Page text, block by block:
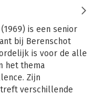
is een senior
bij Berenschot
is voor de alle
het thema
Zijn
verschillende